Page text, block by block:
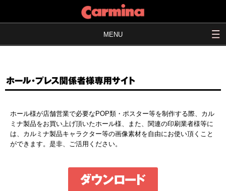
MENU
ホール様が店舗営業で必要なPOP類・ポスター等を制作する際、カル
ミナ製品をお買い上げ頂いたホール様、また、関連の印刷業者様等に
は、カルミナ製品キャラクター等の画像素材を自由にお使い頂くこと
ができます。是非、ご活用ください。